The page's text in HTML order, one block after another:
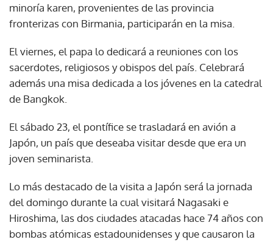
minoría karen, provenientes de las provincia
fronterizas con Birmania, participarán en la misa.
El viernes, el papa lo dedicará a reuniones con los
sacerdotes, religiosos y obispos del país. Celebrará
además una misa dedicada a los jóvenes en la catedral
de Bangkok.
El sábado 23, el pontífice se trasladará en avión a
Japón, un país que deseaba visitar desde que era un
joven seminarista.
Lo más destacado de la visita a Japón será la jornada
del domingo durante la cual visitará Nagasaki e
Hiroshima, las dos ciudades atacadas hace 74 años con
bombas atómicas estadounidenses y que causaron la